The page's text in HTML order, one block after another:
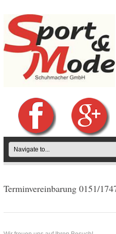
Terminvereinbarung 0151/